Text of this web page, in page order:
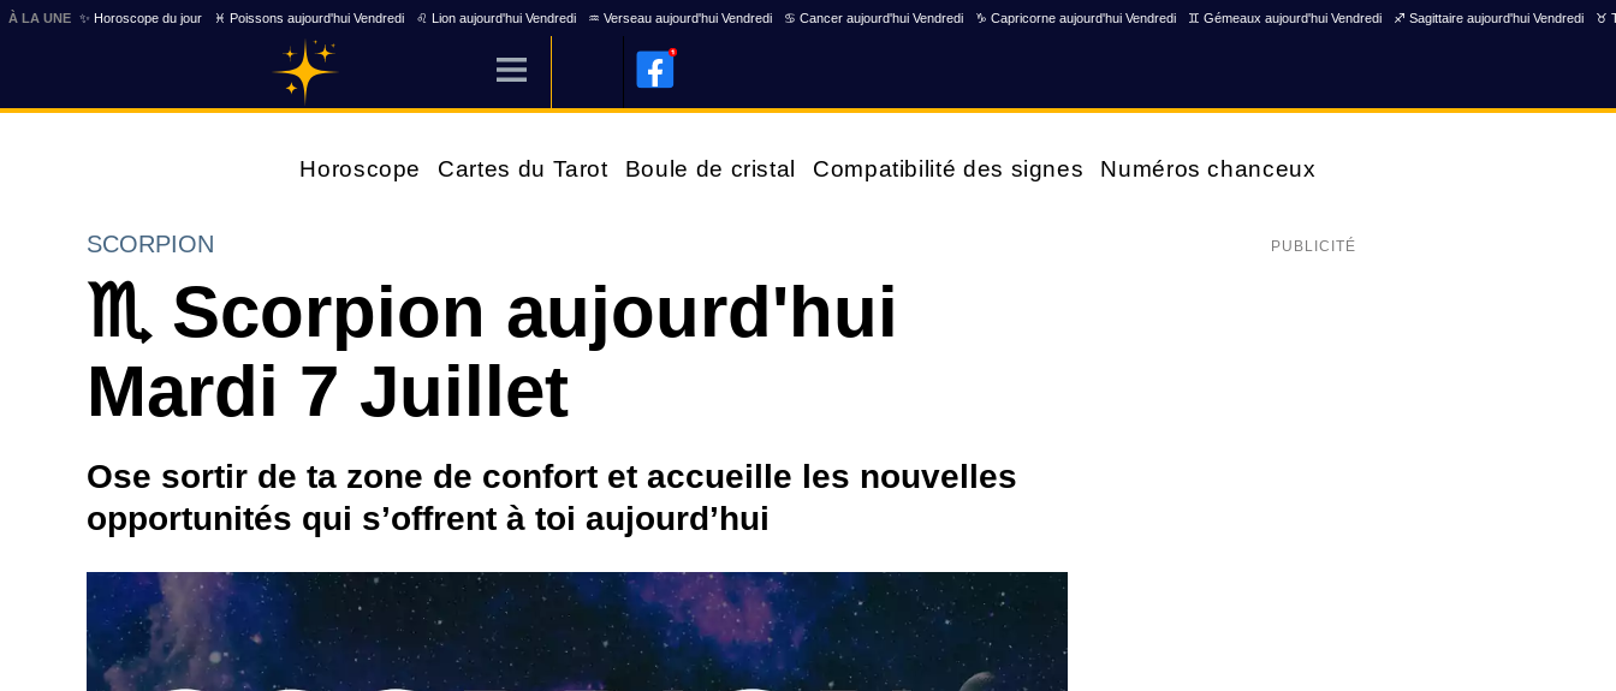
À LA UNE ✨ Horoscope du jour ♓ Poissons aujourd'hui Vendredi ♌ Lion aujourd'hui Vendredi ♒ Verseau aujourd'hui Vendredi ♋ Cancer aujourd'hui Vendredi ♑ Capricorne aujourd'hui Vendredi ♊ Gémeaux aujourd'hui Vendredi ♐ Sagittaire aujourd'hui Vendredi ♉
Horoscope Cartes du Tarot Boule de cristal Compatibilité des signes Numéros chanceux
SCORPION
♏ Scorpion aujourd'hui
Mardi 7 Juillet
Ose sortir de ta zone de confort et accueille les nouvelles
opportunités qui s’offrent à toi aujourd’hui